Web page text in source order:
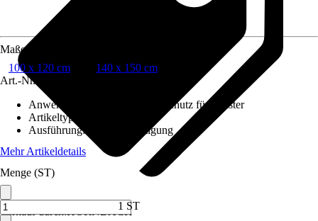
Verkauf durch:HORNBACH
Maße (BxH)
100 x 120 cm
140 x 150 cm
Art.-Nr.
Anwendungsbereich
Insektenschutz für Fenster
Artikeltyp
Ausführung:
Klemmbefestigung
Mehr Artikeldetails
Menge (ST)
1 ST